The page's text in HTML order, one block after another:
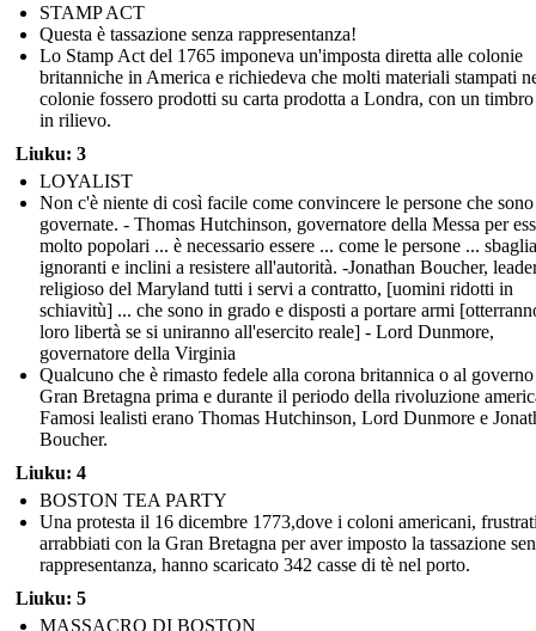
STAMP ACT
Questa è tassazione senza rappresentanza!
Lo Stamp Act del 1765 imponeva un'imposta diretta alle colonie
britanniche in America e richiedeva che molti materiali stampati
colonie fossero prodotti su carta prodotta a Londra, con un
in rilievo.
Liuku: 3
LOYALIST
Non c'è niente di così facile come convincere le persone che
governate. - Thomas Hutchinson, governatore della Messa per
molto popolari ... è necessario essere ... come le persone ...
ignoranti e inclini a resistere all'autorità. -Jonathan Boucher,
religioso del Maryland tutti i servi a contratto, [uomini ridotti in
schiavitù] ... che sono in grado e disposti a portare armi
loro libertà se si uniranno all'esercito reale] - Lord Dunmore,
governatore della Virginia
Qualcuno che è rimasto fedele alla corona britannica o al
Gran Bretagna prima e durante il periodo della rivoluzione
Famosi lealisti erano Thomas Hutchinson, Lord Dunmore e
Boucher.
Liuku: 4
BOSTON TEA PARTY
Una protesta il 16 dicembre 1773,dove i coloni americani,
arrabbiati con la Gran Bretagna per aver imposto la tassazione
rappresentanza, hanno scaricato 342 casse di tè nel porto.
Liuku: 5
MASSACRO DI BOSTON